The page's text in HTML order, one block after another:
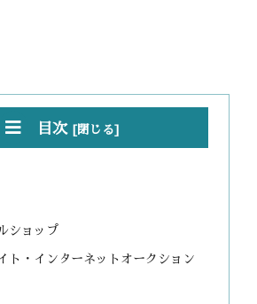
目次
ショップ
ト・インターネットオークション